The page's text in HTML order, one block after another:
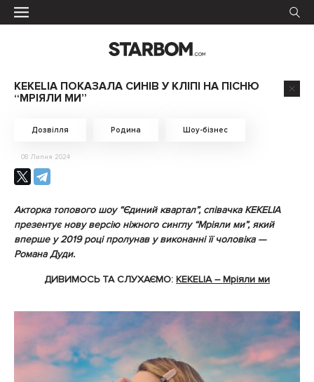
KEKELIA ПОКАЗАЛА СИНІВ У КЛІПІ НА ПІСНЮ
“МРІЯЛИ МИ”
Дозвілля Родина Шоу-бізнес
08 Липня 2024
Акторка топового шоу “Єдиний квартал”, співачка KEKELIA
презентує нову версію ніжного синглу “Мріяли ми”, який
вперше у 2019 році пролунав у виконанні її чоловіка —
Романа Дуди.
ДИВИМОСЬ ТА СЛУХАЄМО: KEKELIA – Мріяли ми